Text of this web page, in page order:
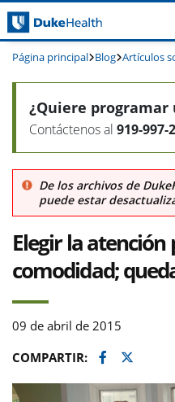
Saltar navegación
Página principal Blog Artículos
De los archivos de
puede estar
Elegir la
comodidad;
09 de abril de 2015
COMPARTIR:
Facebook
Twitter
¿Quiere programar
Contáctenos al 919-997-